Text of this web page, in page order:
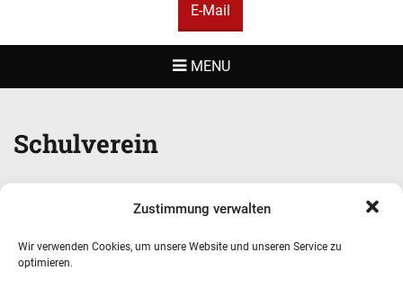
Zustimmung verwalten
Wir verwenden Cookies, um unsere Website und unseren Service zu
optimieren.
E-Mail
MENU
Schulverein
September 2020)
Vorsitzender: Patrik Morschett